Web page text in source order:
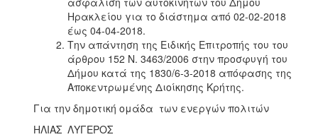
Ηρακλείου για το διάστημα από 02-02-2018
έως 04-04-2018.
Την απάντηση της Ειδικής Επιτροπής του του
άρθρου 152 Ν. 3463/2006 στην προσφυγή του
Δήμου κατά της 1830/6-3-2018 απόφασης της
Αποκεντρωμένης Διοίκησης Κρήτης.
Για την δημοτική ομάδα των ενεργών πολιτών
ΗΛΙΑΣ ΛΥΓΕΡΟΣ